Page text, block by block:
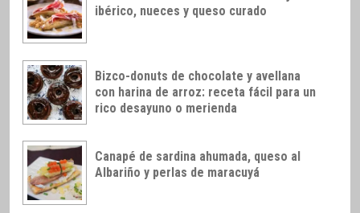
ibérico, nueces y queso curado
Bizco-donuts de chocolate y avellana
con harina de arroz: receta fácil para un
rico desayuno o merienda
Canapé de sardina ahumada, queso al
Albariño y perlas de maracuyá